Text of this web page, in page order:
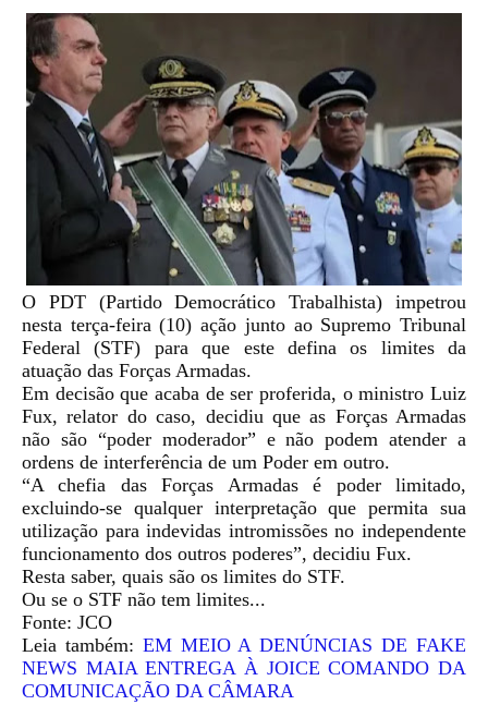
O PDT (Partido Democrático Trabalhista) impetrou
nesta terça-feira (10) ação junto ao Supremo Tribunal
Federal (STF) para que este defina os limites da
atuação das Forças Armadas.
Em decisão que acaba de ser proferida, o ministro Luiz
Fux, relator do caso, decidiu que as Forças Armadas
não são “poder moderador” e não podem atender a
ordens de interferência de um Poder em outro.
“A chefia das Forças Armadas é poder limitado,
excluindo-se qualquer interpretação que permita sua
utilização para indevidas intromissões no independente
funcionamento dos outros poderes”, decidiu Fux.
Resta saber, quais são os limites do STF.
Ou se o STF não tem limites...
Fonte: JCO
Leia também: EM MEIO A DENÚNCIAS DE FAKE
NEWS MAIA ENTREGA À JOICE COMANDO DA
COMUNICAÇÃO DA CÂMARA